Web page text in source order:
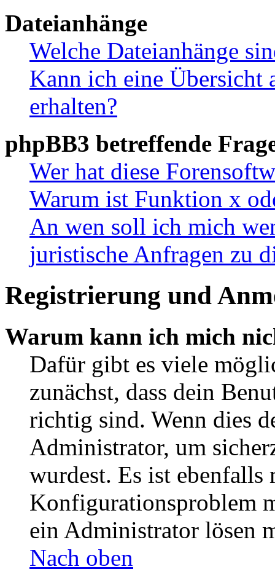
Dateianhänge
Welche Dateianhänge
Kann ich eine Übersicht
erhalten?
phpBB3 betreffende
Wer hat diese
Warum ist Funktion x
An wen soll ich mich
juristische Anfragen zu
Registrierung und
Warum kann ich mich
Dafür gibt es viele
zunächst, dass dein
richtig sind. Wenn dies
Administrator, um
wurdest. Es ist ebenfalls
Konfigurationsproblem
ein Administrator lösen
Nach oben